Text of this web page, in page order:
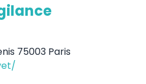
75003 Paris